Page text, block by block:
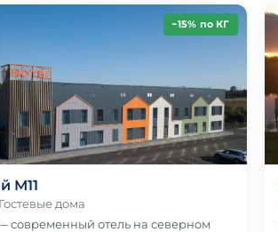
−15% по КГ
М11
Гостевые дома
современный отель на северном